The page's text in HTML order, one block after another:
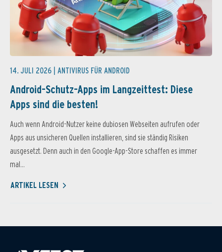
14. JULI 2026 | ANTIVIRUS FÜR ANDROID
Android-Schutz-Apps im Langzeittest: Diese
Apps sind die besten!
Auch wenn Android-Nutzer keine dubiosen Webseiten aufrufen oder
Apps aus unsicheren Quellen installieren, sind sie ständig Risiken
ausgesetzt. Denn auch in den Google-App-Store schaffen es immer
mal...
ARTIKEL LESEN